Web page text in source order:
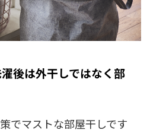
後は外干しではなく部
でマストな部屋干しです